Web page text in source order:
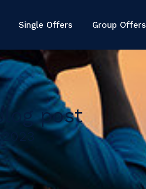
Single Offers Group Offers
post